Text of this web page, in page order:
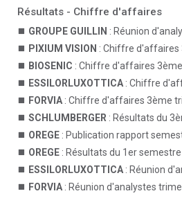
Résultats - Chiffre d'affaires
GROUPE GUILLIN : Réunion
PIXIUM VISION : Chiffre
BIOSENIC : Chiffre d'affaires
ESSILORLUXOTTICA : Chiffre
FORVIA : Chiffre d'affaires 3ème
SCHLUMBERGER : Résultats du
OREGE : Publication rapport
OREGE : Résultats du 1er semestre
ESSILORLUXOTTICA : Réunion
FORVIA : Réunion d'analystes